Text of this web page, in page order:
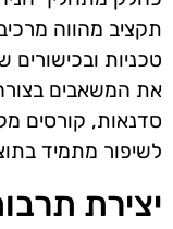
תקציב מהווה
טכניות
את המשאבים
סדנאות, קורסים
לשיפור מתמיד
יצירת